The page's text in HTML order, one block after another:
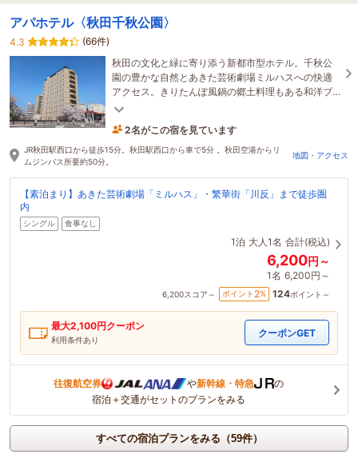
アパホテル〈秋田千秋公園〉
4.3
(66件)
秋田の文化と緑に寄り添う新都市型ホテル。千秋公
園の豊かな自然とあきた芸術劇場ミルハスへの快適
アクセス。きりたんぽ風鍋の郷土料理もある和洋ブ
ッフェの朝食。秋田のビジネス・観光の新しい拠
2名がこの宿を見ています
4時間前に予約されました
JR秋田駅西口から徒歩15分。秋田駅西口から車で5分 。秋田空港からリ
ムジンバス所要約50分。
地図・アクセス
【素泊まり】あきた芸術劇場「ミルハス」・繁華街「川反」まで徒歩圏
内
シングル 食事なし
1泊 大人1名 合計(税込)
6,200円～
1名 6,200円～
6,200スコア～ ポイント 2% 124ポイント～
最大2,100円クーポン
利用条件あり
クーポンGET
往復航空券 や新幹線・特急
の
宿泊＋交通がセットのプランをみる
すべての宿泊プランをみる（59件）